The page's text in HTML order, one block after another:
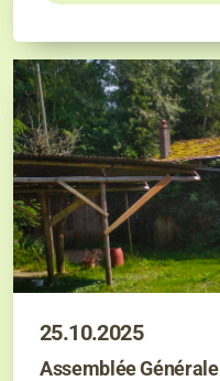
25.10.2025
Assemblée